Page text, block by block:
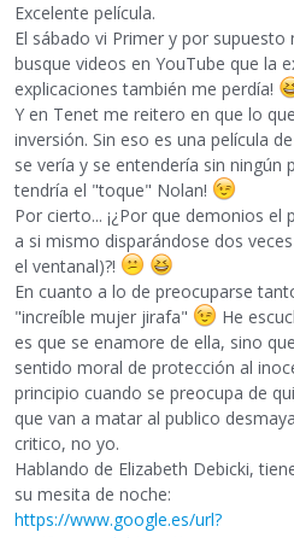
Excelente película.
El sábado vi Primer y por supuesto
busque videos en YouTube que la
explicaciones también me perdía!
Y en Tenet me reitero en que lo
inversión. Sin eso es una película
se vería y se entendería sin ningún
tendría el "toque" Nolan!
Por cierto... ¡¿Por que demonios
a si mismo disparándose dos
el ventanal)?!
En cuanto a lo de preocuparse
"increíble mujer jirafa"
He
es que se enamore de ella, sino
sentido moral de protección al
principio cuando se preocupa de
que van a matar al publico
critico, no yo.
Hablando de Elizabeth Debicki,
su mesita de noche:
https://www.google.es/url?